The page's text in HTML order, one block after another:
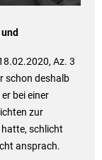
Az. 3
schon deshalb
bei einer
zur
schlicht
ansprach.